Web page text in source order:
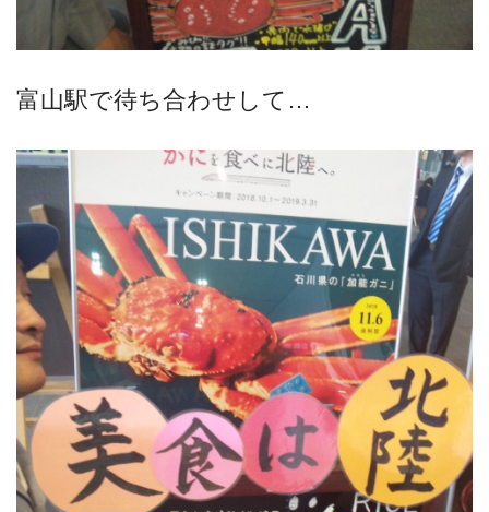
富山駅で待ち合わせして…